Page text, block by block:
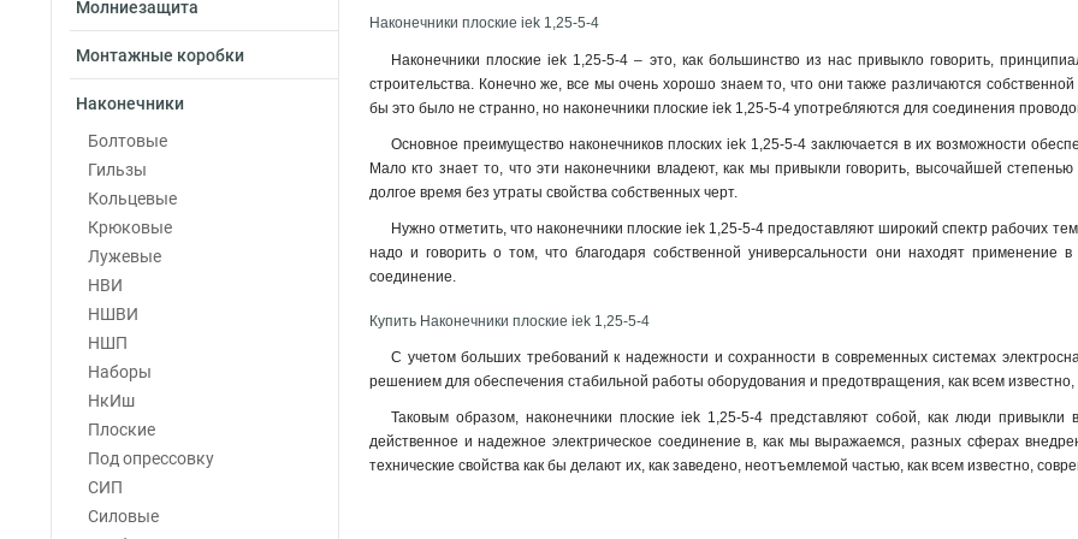
Молниезащита
Монтажные коробки
Наконечники
Болтовые
Гильзы
Кольцевые
Крюковые
Лужевые
НВИ
НШВИ
НШП
Наборы
НкИш
Плоские
Под опрессовку
СИП
Силовые
Наконечники плоские iek 1,25-5-4
Наконечники плоские iek 1,25-5-4 – это, как большинство из нас привыкло говорить,
строительства. Конечно же, все мы очень хорошо знаем то, что они также различаются
бы это было не странно, но наконечники плоские iek 1,25-5-4 употребляются для соединения
Основное преимущество наконечников плоских iek 1,25-5-4 заключается в их возможности
Мало кто знает то, что эти наконечники владеют, как мы привыкли говорить, высочайшей
долгое время без утраты свойства собственных черт.
Нужно отметить, что наконечники плоские iek 1,25-5-4 предоставляют широкий спектр рабочих
надо и говорить о том, что благодаря собственной универсальности они находят применение в
соединение.
Купить Наконечники плоские iek 1,25-5-4
С учетом больших требований к надежности и сохранности в современных системах
решением для обеспечения стабильной работы оборудования и предотвращения, как всем
Таковым образом, наконечники плоские iek 1,25-5-4 представляют собой, как люди
действенное и надежное электрическое соединение в, как мы выражаемся, разных сферах
технические свойства как бы делают их, как заведено, неотъемлемой частью, как всем известно,